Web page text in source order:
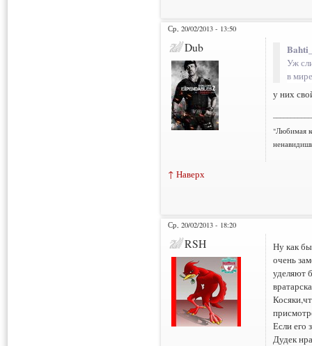
Ср, 20/02/2013 - 13:50
Dub
Уж
в
у них
"Любимая
↑ Наверх
Ср, 20/02/2013 - 18:20
RSH
Ну как
очень
уделяют
Если его
Дудек